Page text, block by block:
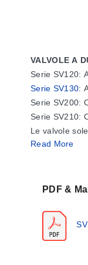
VALVOLE A
Serie SV120:
Serie SV130:
Serie SV200:
Serie SV210:
Le valvole
porte, un
SPECIFICHE
Fluido:Liquidi
Pressione
Temperatura
Read More
PDF &